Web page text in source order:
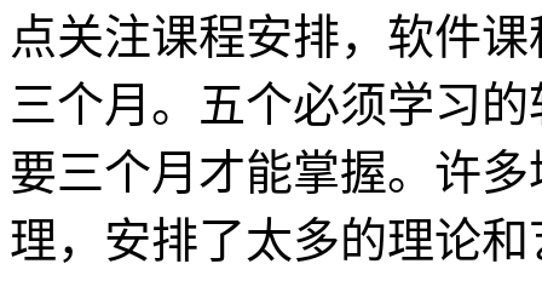
点关注课程安排，软件
三个月。五个必须学习
要三个月才能掌握。许
理，安排了太多的理论